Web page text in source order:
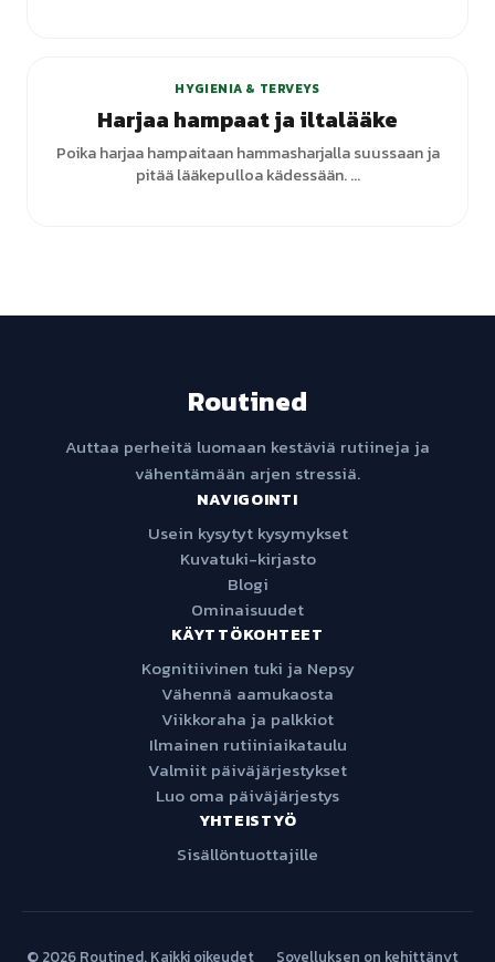
HYGIENIA & TERVEYS
Harjaa hampaat ja iltalääke
Poika harjaa hampaitaan hammasharjalla suussaan ja
pitää lääkepulloa kädessään. ...
Routined
Auttaa perheitä luomaan kestäviä rutiineja ja
vähentämään arjen stressiä.
NAVIGOINTI
Usein kysytyt kysymykset
Kuvatuki-kirjasto
Blogi
Ominaisuudet
KÄYTTÖKOHTEET
Kognitiivinen tuki ja Nepsy
Vähennä aamukaosta
Viikkoraha ja palkkiot
Ilmainen rutiiniaikataulu
Valmiit päiväjärjestykset
Luo oma päiväjärjestys
YHTEISTYÖ
Sisällöntuottajille
© 2026 Routined. Kaikki oikeudet Sovelluksen on kehittänyt